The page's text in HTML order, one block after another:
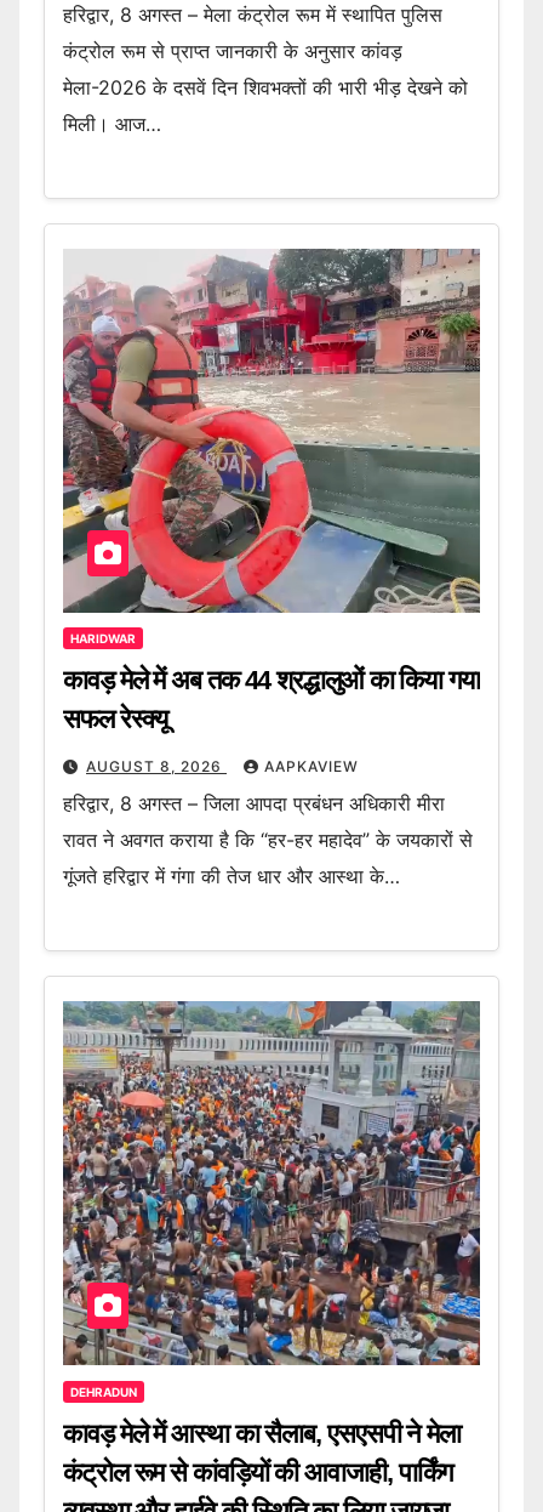
हरिद्वार, 8 अगस्त – मेला कंट्रोल रूम में स्थापित पुलिस
कंट्रोल रूम से प्राप्त जानकारी के अनुसार कांवड़
मेला-2026 के दसवें दिन शिवभक्तों की भारी भीड़ देखने को
मिली। आज…
HARIDWAR
कावड़ मेले में अब तक 44 श्रद्धालुओं का किया गया
सफल रेस्क्यू
AUGUST 8, 2026 AAPKAVIEW
हरिद्वार, 8 अगस्त – जिला आपदा प्रबंधन अधिकारी मीरा
रावत ने अवगत कराया है कि “हर-हर महादेव” के जयकारों से
गूंजते हरिद्वार में गंगा की तेज धार और आस्था के…
DEHRADUN
कावड़ मेले में आस्था का सैलाब, एसएसपी ने मेला
कंट्रोल रूम से कांवड़ियों की आवाजाही, पार्किंग